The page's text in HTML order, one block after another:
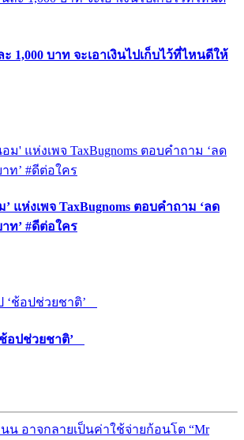
ะ 1,000 บาท จะเอาเงินไปเก็บไว้ที่ไหนดีให้
แห่งเพจ TaxBugnoms ตอบคำถาม ‘ลด
ท’ #ดีต่อใคร
อปช่วยชาติ’